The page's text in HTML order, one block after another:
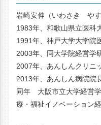
岩崎安伸（いわさき やす
1983年、和歌山県立医科
1991年、神戸大学大学院
2003年、同大学院経営学
2007年、あんしんクリニ
2013年、あんしん病院院
同年 大阪市立大学経営
療・福祉イノベーション